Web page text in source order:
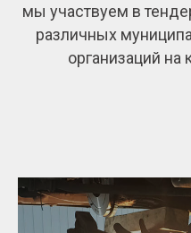
мы участвуем в
различных
организаций на